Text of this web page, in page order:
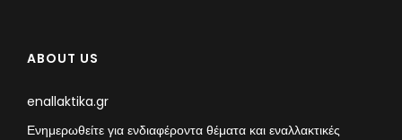
ABOUT US
enallaktika.gr
Ενημερωθείτε για ενδιαφέροντα θέματα και εναλλακτικές